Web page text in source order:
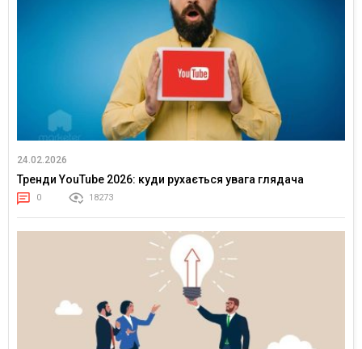
24.02.2026
Тренди YouTube 2026: куди рухається увага глядача
0 18273